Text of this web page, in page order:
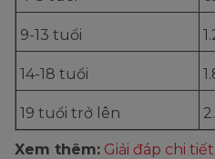
9-13 tuổi
14-18 tuổi
19 tuổi trở lên
Xem thêm: Giải đáp chi